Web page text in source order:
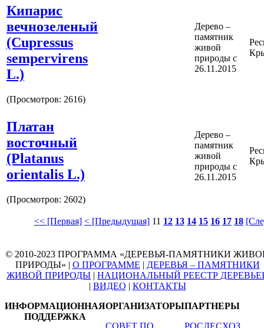
Кипарис
вечнозеленый
(Cupressus
sempervirens
L.)
(Просмотров: 2616)
Дерево –
памятник
живой
природы с
26.11.2015
Платан
восточный
(Platanus
orientalis L.)
(Просмотров: 2602)
Дерево –
памятник
живой
природы с
26.11.2015
<< [Первая] < [Предыдущая] 11 12 13 14 15 16 17 18
© 2010-2023 ПРОГРАММА «ДЕРЕВЬЯ-ПАМЯТНИКИ
ПРИРОДЫ» | О ПРОГРАММЕ | ДЕРЕВЬЯ – ПАМЯТНИКИ
ЖИВОЙ ПРИРОДЫ | НАЦИОНАЛЬНЫЙ РЕЕСТР
| ВИДЕО | КОНТАКТЫ
ИНФОРМАЦИОННАЯ
ПОДДЕРЖКА
ОРГАНИЗАТОРЫ
СОВЕТ ПО
ПАРТНЕРЫ
РОСЛЕСХОЗ